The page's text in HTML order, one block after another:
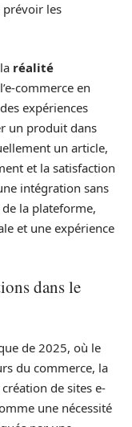
prévoir les
réalité
commerce en
expériences
un produit dans
un article,
et la satisfaction
intégration sans
la plateforme,
et une expérience
dans le
de 2025, où le
du commerce, la
de sites e-
une nécessité